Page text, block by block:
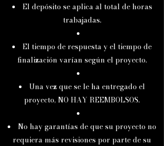
El depósito se aplica al total de horas
trabajadas.
El tiempo de respuesta y el tiempo de
finalización varían según el proyecto.
Una vez que se le ha entregado el
proyecto, NO HAY REEMBOLSOS.
No hay garantías de que su proyecto no
requiera más revisiones por parte de su